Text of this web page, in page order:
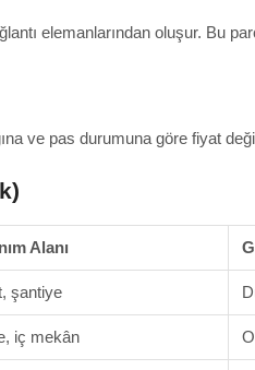
elemanlarından oluşur. Bu
ve pas durumuna göre fiyat
Alanı
şantiye
iç mekân